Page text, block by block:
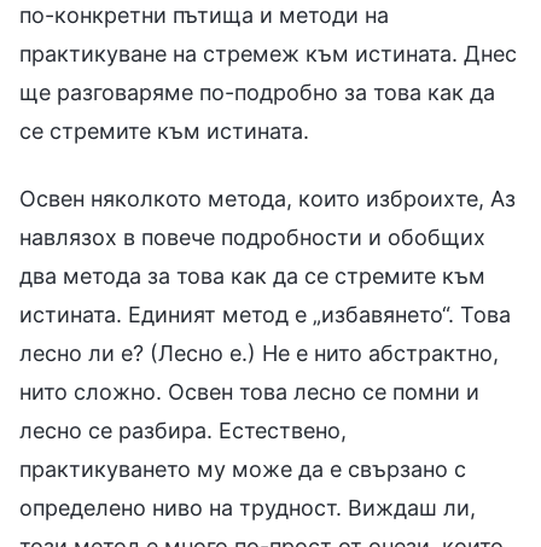
по-конкретни пътища и методи на
практикуване на стремеж към истината. Днес
ще разговаряме по-подробно за това как да
се стремите към истината.
Освен няколкото метода, които изброихте, Аз
навлязох в повече подробности и обобщих
два метода за това как да се стремите към
истината. Единият метод е „избавянето“. Това
лесно ли е? (Лесно е.) Не е нито абстрактно,
нито сложно. Освен това лесно се помни и
лесно се разбира. Естествено,
практикуването му може да е свързано с
определено ниво на трудност. Виждаш ли,